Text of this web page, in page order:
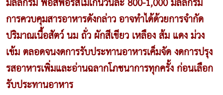
การควบคุมสารอาหารดังกล่าว อาจทำได้ด้วยการจำกัด
ปริมาณเนื้อสัตว์ นม ถั่ว ผักสีเขียว เหลือง ส้ม แดง ม่วง
เข้ม ตลอดจนงดการรับประทานอาหารเค็มจัด งดการปรุง
รสอาหารเพิ่มและอ่านฉลากโภชนาการทุกครั้ง ก่อนเลือก
รับประทานอาหาร